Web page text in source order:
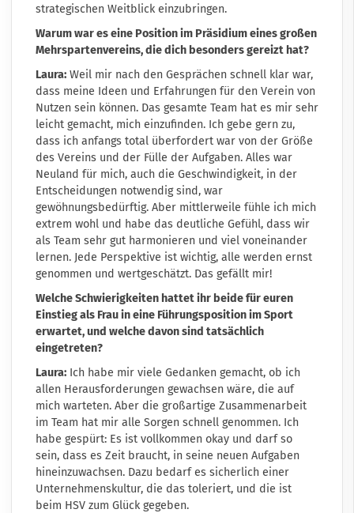
strategischen Weitblick einzubringen.
Warum war es eine Position im Präsidium eines großen
Mehrspartenvereins, die dich besonders gereizt hat?
Laura: Weil mir nach den Gesprächen schnell klar war,
dass meine Ideen und Erfahrungen für den Verein von
Nutzen sein können. Das gesamte Team hat es mir sehr
leicht gemacht, mich einzufinden. Ich gebe gern zu,
dass ich anfangs total überfordert war von der Größe
des Vereins und der Fülle der Aufgaben. Alles war
Neuland für mich, auch die Geschwindigkeit, in der
Entscheidungen notwendig sind, war
gewöhnungsbedürftig. Aber mittlerweile fühle ich mich
extrem wohl und habe das deutliche Gefühl, dass wir
als Team sehr gut harmonieren und viel voneinander
lernen. Jede Perspektive ist wichtig, alle werden ernst
genommen und wertgeschätzt. Das gefällt mir!
Welche Schwierigkeiten hattet ihr beide für euren
Einstieg als Frau in eine Führungsposition im Sport
erwartet, und welche davon sind tatsächlich
eingetreten?
Laura: Ich habe mir viele Gedanken gemacht, ob ich
allen Herausforderungen gewachsen wäre, die auf
mich warteten. Aber die großartige Zusammenarbeit
im Team hat mir alle Sorgen schnell genommen. Ich
habe gespürt: Es ist vollkommen okay und darf so
sein, dass es Zeit braucht, in seine neuen Aufgaben
hineinzuwachsen. Dazu bedarf es sicherlich einer
Unternehmenskultur, die das toleriert, und die ist
beim HSV zum Glück gegeben.